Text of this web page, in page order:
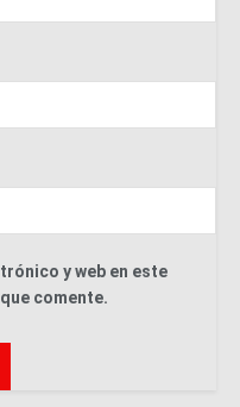
y web en este
comente.